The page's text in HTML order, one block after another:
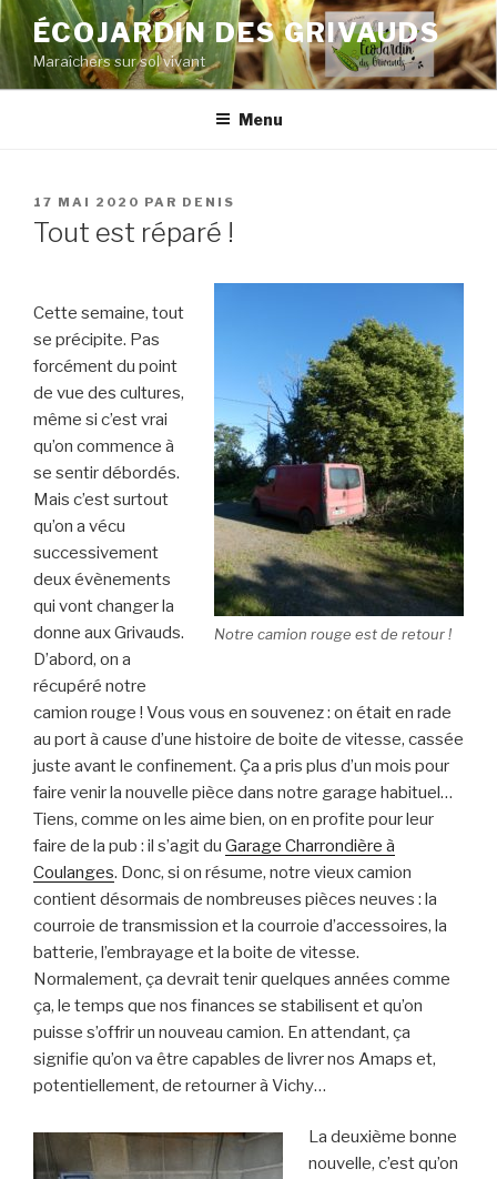
Aller
au
contenu
principal
ÉCOJARDIN DES GRIVAUDS
Maraîchers sur sol vivant
Menu
PUBLIÉ
LE
17 MAI 2020 PAR DENIS
Tout est réparé !
Notre camion rouge est de retour !
Cette semaine, tout
se précipite. Pas
forcément du point
de vue des cultures,
même si c’est vrai
qu’on commence à
se sentir débordés.
Mais c’est surtout
qu’on a vécu
successivement
deux évènements
qui vont changer la
donne aux Grivauds.
D’abord, on a
récupéré notre
camion rouge ! Vous vous en souvenez : on était en rade
au port à cause d’une histoire de boite de vitesse, cassée
juste avant le confinement. Ça a pris plus d’un mois pour
faire venir la nouvelle pièce dans notre garage habituel…
Tiens, comme on les aime bien, on en profite pour leur
faire de la pub : il s’agit du Garage Charrondière à
Coulanges. Donc, si on résume, notre vieux camion
contient désormais de nombreuses pièces neuves : la
courroie de transmission et la courroie d’accessoires, la
batterie, l’embrayage et la boite de vitesse.
Normalement, ça devrait tenir quelques années comme
ça, le temps que nos finances se stabilisent et qu’on
puisse s’offrir un nouveau camion. En attendant, ça
signifie qu’on va être capables de livrer nos Amaps et,
potentiellement, de retourner à Vichy…
La deuxième bonne
nouvelle, c’est qu’on